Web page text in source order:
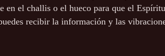
en el challis o el hueco para que el
recibir la información y las